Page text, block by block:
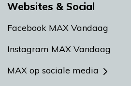
Websites & Social
Facebook MAX Vandaag
Instagram MAX Vandaag
MAX op sociale media